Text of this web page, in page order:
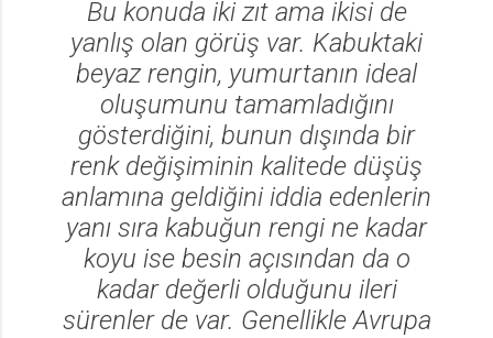
Bu konuda iki zıt ama ikisi de
yanlış olan görüş var. Kabuktaki
beyaz rengin, yumurtanın ideal
oluşumunu tamamladığını
gösterdiğini, bunun dışında bir
renk değişiminin kalitede düşüş
anlamına geldiğini iddia edenlerin
yanı sıra kabuğun rengi ne kadar
koyu ise besin açısından da o
kadar değerli olduğunu ileri
sürenler de var. Genellikle Avrupa